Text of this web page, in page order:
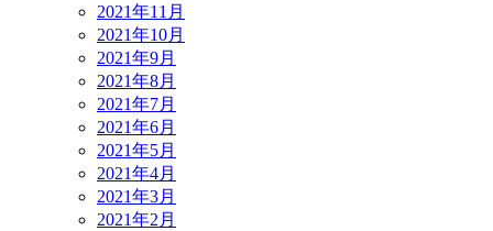
2021年11月
2021年10月
2021年9月
2021年8月
2021年7月
2021年6月
2021年5月
2021年4月
2021年3月
2021年2月